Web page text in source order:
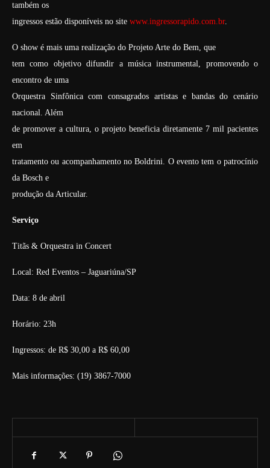
também os
ingressos estão disponíveis no site www.ingressorapido.com.br.
O show é mais uma realização do Projeto Arte do Bem, que
tem como objetivo difundir a música instrumental, promovendo o
encontro de uma
Orquestra Sinfônica com consagrados artistas e bandas do cenário
nacional. Além
de promover a cultura, o projeto beneficia diretamente 7 mil pacientes
em
tratamento ou acompanhamento no Boldrini. O evento tem o patrocínio
da Bosch e
produção da Articular.
Serviço
Titãs & Orquestra in Concert
Local: Red Eventos – Jaguariúna/SP
Data: 8 de abril
Horário: 23h
Ingressos: de R$ 30,00 a R$ 60,00
Mais informações: (19) 3867-7000